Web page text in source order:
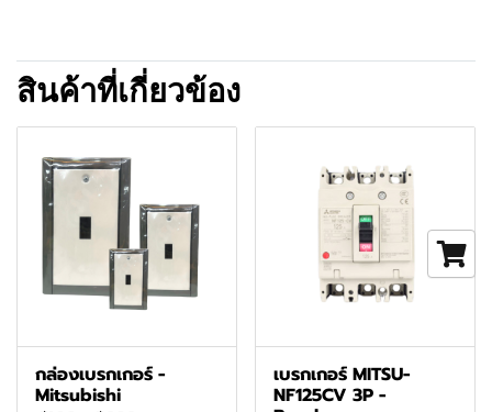
สินค้าที่เกี่ยวข้อง
กล่องเบรกเกอร์ -
Mitsubishi
เบรกเกอร์ MITSU-
NF125CV 3P -